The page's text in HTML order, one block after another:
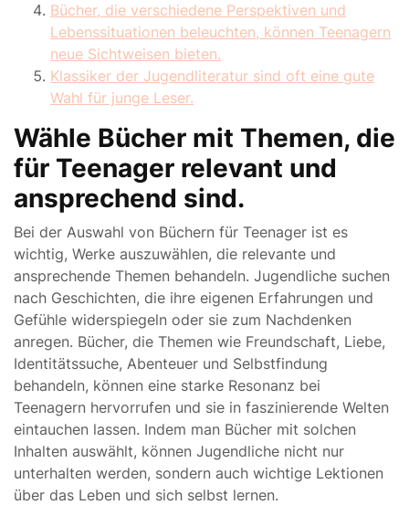
Bücher, die verschiedene Perspektiven und
Lebenssituationen beleuchten, können Teenagern
neue Sichtweisen bieten.
Klassiker der Jugendliteratur sind oft eine gute
Wahl für junge Leser.
Wähle Bücher mit Themen, die
für Teenager relevant und
ansprechend sind.
Bei der Auswahl von Büchern für Teenager ist es
wichtig, Werke auszuwählen, die relevante und
ansprechende Themen behandeln. Jugendliche suchen
nach Geschichten, die ihre eigenen Erfahrungen und
Gefühle widerspiegeln oder sie zum Nachdenken
anregen. Bücher, die Themen wie Freundschaft, Liebe,
Identitätssuche, Abenteuer und Selbstfindung
behandeln, können eine starke Resonanz bei
Teenagern hervorrufen und sie in faszinierende Welten
eintauchen lassen. Indem man Bücher mit solchen
Inhalten auswählt, können Jugendliche nicht nur
unterhalten werden, sondern auch wichtige Lektionen
über das Leben und sich selbst lernen.